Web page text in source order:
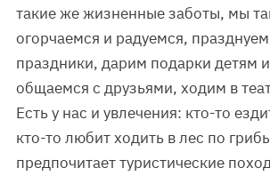
такие же жизненные заботы, мы
огорчаемся и радуемся,
праздники, дарим подарки детям
общаемся с друзьями, ходим в
Есть у нас и увлечения: кто-то
кто-то любит ходить в лес по
предпочитает туристические